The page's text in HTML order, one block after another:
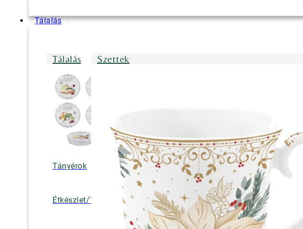
Tálalás
Tálalás
Tányérok Tálak/Tálcák/Tálalóedények
Étkészlet/Tányérkészlet Bögrék
Szettek